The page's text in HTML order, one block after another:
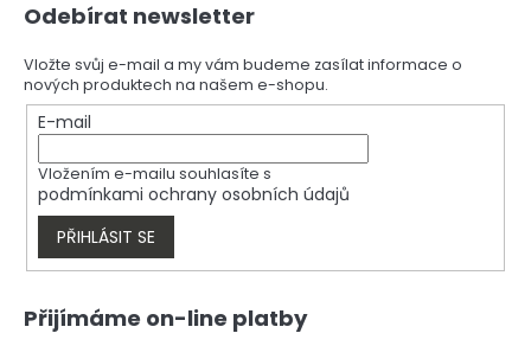
a
c
í
v
k
s
Odebírat newsletter
Vložte svůj e-mail a my vám budeme zasílat informace o
nových produktech na našem e-shopu.
E-mail
Vložením e-mailu souhlasíte s
podmínkami ochrany osobních údajů
PŘIHLÁSIT SE
Přijímáme on-line platby